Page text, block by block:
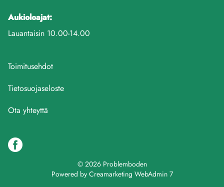
Aukioloajat:
Lauantaisin 10.00-14.00
Toimitusehdot
Tietosuojaseloste
Ota yhteyttä
© 2026 Problemboden
Powered by Creamarketing WebAdmin 7